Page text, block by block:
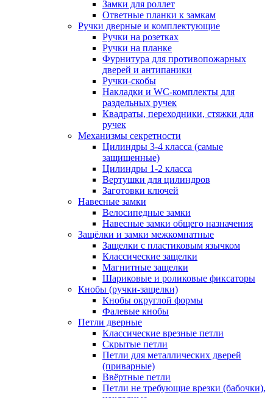
Замки для роллет
Ответные планки к замкам
Ручки дверные и комплектующие
Ручки на розетках
Ручки на планке
Фурнитура для противопожарных
дверей и антипаники
Ручки-скобы
Накладки и WC-комплекты для
раздельных ручек
Квадраты, переходники, стяжки для
ручек
Механизмы секретности
Цилиндры 3-4 класса (самые
защищенные)
Цилиндры 1-2 класса
Вертушки для цилиндров
Заготовки ключей
Навесные замки
Велосипедные замки
Навесные замки общего назначения
Защёлки и замки межкомнатные
Защелки с пластиковым язычком
Классические защелки
Магнитные защелки
Шариковые и роликовые фиксаторы
Кнобы (ручки-защелки)
Кнобы округлой формы
Фалевые кнобы
Петли дверные
Классические врезные петли
Скрытые петли
Петли для металлических дверей
(приварные)
Ввёртные петли
Петли не требующие врезки (бабочки),